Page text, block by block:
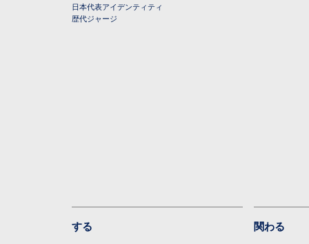
日本代表アイデンティティ
歴代ジャージ
する 関わる